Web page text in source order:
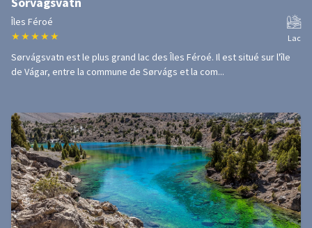
Îles Féroé
★ ★ ★ ★ ★ Lac
Sørvágsvatn est le plus grand lac des Îles Féroé. Il est situé sur l'île
de Vágar, entre la commune de Sørvágs et la com...